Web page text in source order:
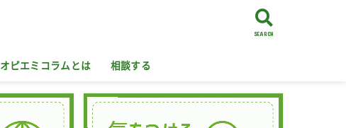
オピエミコラムとは 相談する
SEARCH